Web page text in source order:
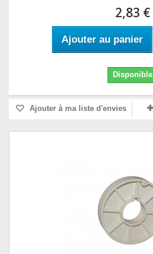
2,83 €
Ajouter au panier
Disponible
Ajouter à ma liste d'envies